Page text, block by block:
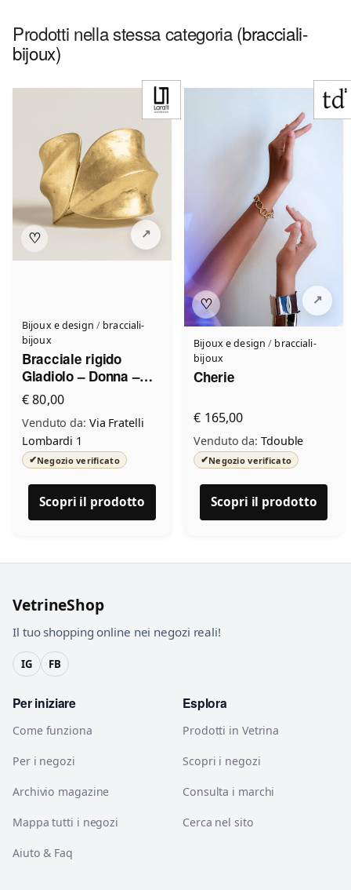
Prodotti nella stessa categoria(bracciali-
bijoux)
♡
Bijoux e design / bracciali-
bijoux
Bracciale rigido
Gladiolo – Donna –
Made in Italy
€ 80,00
Venduto da: Via Fratelli
Lombardi 1
✔Negozio verificato
Scopri il prodotto
♡
Bijoux e design / bracciali-
bijoux
Cherie
€ 165,00
Venduto da: Tdouble
✔Negozio verificato
Scopri il prodotto
VetrineShop
Il tuo shopping online nei negozi reali!
IG FB
Per iniziare
Come funziona
Per i negozi
Archivio magazine
Mappa tutti i negozi
Aiuto & Faq
Esplora
Prodotti in Vetrina
Scopri i negozi
Consulta i marchi
Cerca nel sito